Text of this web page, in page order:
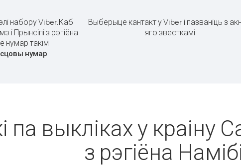
набору Viber.Каб
і Прынсіпі з рэгіёна
нумар такім
нумар
Выберыце кантакт у Viber і пазваніць з
яго звесткамі
па выкліках у краіну
з рэгіёна